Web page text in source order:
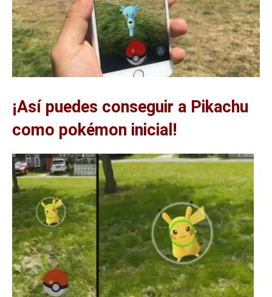
¡Así puedes conseguir a Pikachu
como pokémon inicial!